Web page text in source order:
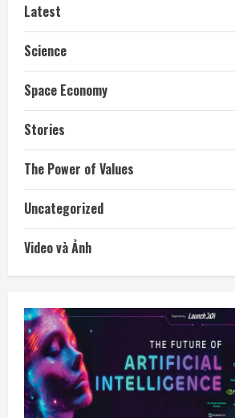
Latest
Science
Space Economy
Stories
The Power of Values
Uncategorized
Video và Ảnh